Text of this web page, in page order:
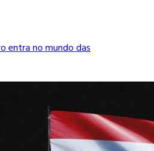
entra no mundo das